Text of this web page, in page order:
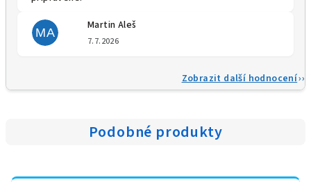
MA
Martin Aleš
7.7.2026
Zobrazit další hodnocení
Podobné produkty